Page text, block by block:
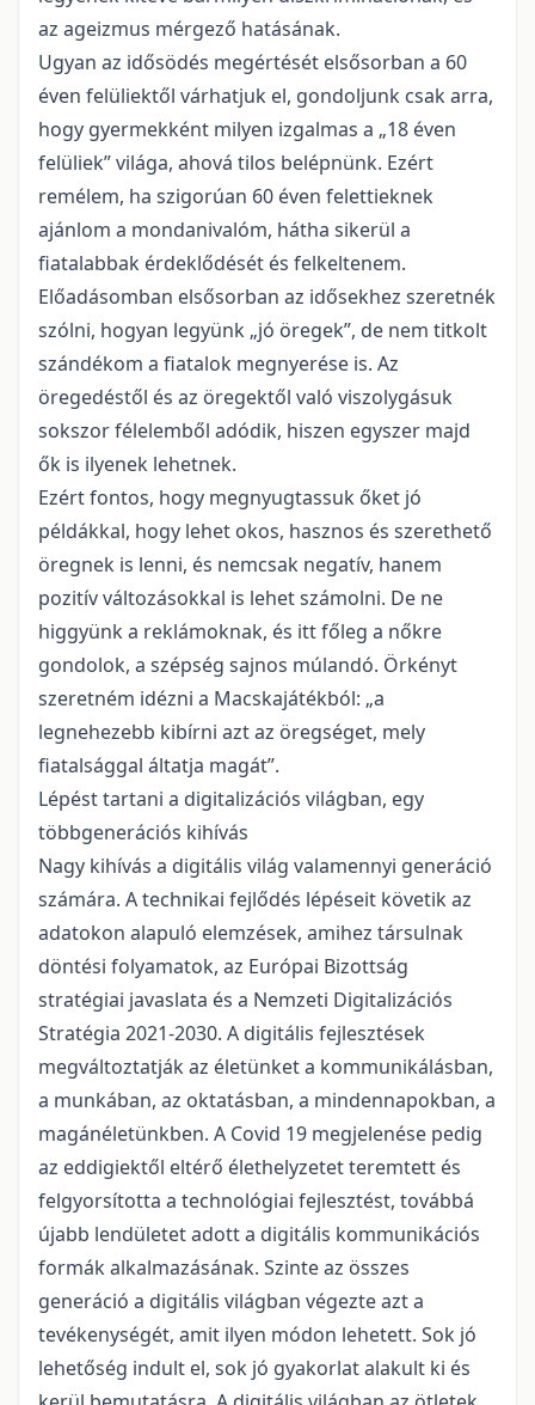
az ageizmus mérgező hatásának.
Ugyan az idősödés megértését elsősorban a 60
éven felüliektől várhatjuk el, gondoljunk csak arra,
hogy gyermekként milyen izgalmas a „18 éven
felüliek” világa, ahová tilos belépnünk. Ezért
remélem, ha szigorúan 60 éven felettieknek
ajánlom a mondanivalóm, hátha sikerül a
fiatalabbak érdeklődését és felkeltenem.
Előadásomban elsősorban az idősekhez szeretnék
szólni, hogyan legyünk „jó öregek”, de nem titkolt
szándékom a fiatalok megnyerése is. Az
öregedéstől és az öregektől való viszolygásuk
sokszor félelemből adódik, hiszen egyszer majd
ők is ilyenek lehetnek.
Ezért fontos, hogy megnyugtassuk őket jó
példákkal, hogy lehet okos, hasznos és szerethető
öregnek is lenni, és nemcsak negatív, hanem
pozitív változásokkal is lehet számolni. De ne
higgyünk a reklámoknak, és itt főleg a nőkre
gondolok, a szépség sajnos múlandó. Örkényt
szeretném idézni a Macskajátékból: „a
legnehezebb kibírni azt az öregséget, mely
fiatalsággal áltatja magát”.
Lépést tartani a digitalizációs világban, egy
többgenerációs kihívás
Nagy kihívás a digitális világ valamennyi generáció
számára. A technikai fejlődés lépéseit követik az
adatokon alapuló elemzések, amihez társulnak
döntési folyamatok, az Európai Bizottság
stratégiai javaslata és a Nemzeti Digitalizációs
Stratégia 2021-2030. A digitális fejlesztések
megváltoztatják az életünket a kommunikálásban,
a munkában, az oktatásban, a mindennapokban, a
magánéletünkben. A Covid 19 megjelenése pedig
az eddigiektől eltérő élethelyzetet teremtett és
felgyorsította a technológiai fejlesztést, továbbá
újabb lendületet adott a digitális kommunikációs
formák alkalmazásának. Szinte az összes
generáció a digitális világban végezte azt a
tevékenységét, amit ilyen módon lehetett. Sok jó
lehetőség indult el, sok jó gyakorlat alakult ki és